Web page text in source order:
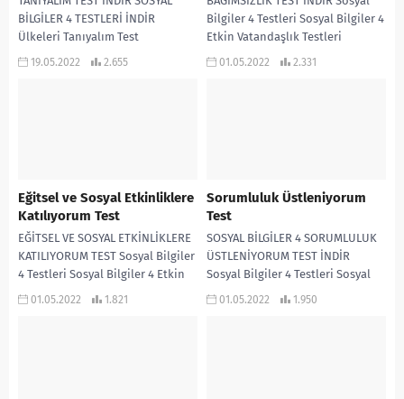
BİLGİLER 4 TESTLERİ İNDİR
Ülkeleri Tanıyalım Test
19.05.2022 2.655
Bilgiler 4 Testleri Sosyal Bilgiler 4
Etkin Vatandaşlık Testleri
Özgürlük ve...
01.05.2022 2.331
Eğitsel ve Sosyal Etkinliklere
Katılıyorum Test
EĞİTSEL VE SOSYAL ETKİNLİKLERE
KATILIYORUM TEST Sosyal Bilgiler
4 Testleri Sosyal Bilgiler 4 Etkin
Vatandaşlık Testleri Eğitsel ve
01.05.2022 1.821
Sorumluluk Üstleniyorum
Test
SOSYAL BİLGİLER 4 SORUMLULUK
ÜSTLENİYORUM TEST İNDİR
Sosyal Bilgiler 4 Testleri Sosyal
Bilgiler 4 Etkin Vatandaşlık
01.05.2022 1.950